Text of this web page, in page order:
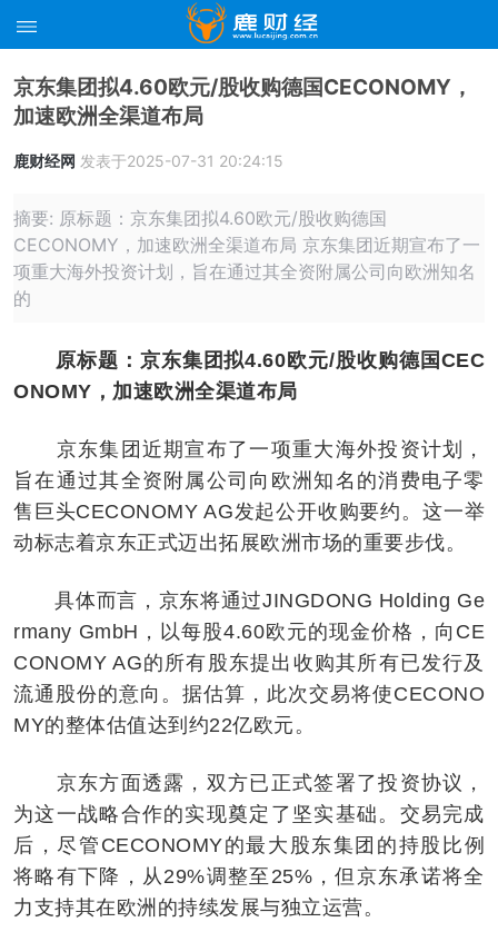
京东集团拟4.60欧元/股收购德国CECONOMY，
加速欧洲全渠道布局
鹿财经网 发表于2025-07-31 20:24:15
摘要: 原标题：京东集团拟4.60欧元/股收购德国
CECONOMY，加速欧洲全渠道布局 京东集团近期宣布了一
项重大海外投资计划，旨在通过其全资附属公司向欧洲知名
的
原标题：京东集团拟4.60欧元/股收购德国CEC
ONOMY，加速欧洲全渠道布局
京东集团近期宣布了一项重大海外投资计划，
旨在通过其全资附属公司向欧洲知名的消费电子零
售巨头CECONOMY AG发起公开收购要约。这一举
动标志着京东正式迈出拓展欧洲市场的重要步伐。
具体而言，京东将通过JINGDONG Holding Ge
rmany GmbH，以每股4.60欧元的现金价格，向CE
CONOMY AG的所有股东提出收购其所有已发行及
流通股份的意向。据估算，此次交易将使CECONO
MY的整体估值达到约22亿欧元。
京东方面透露，双方已正式签署了投资协议，
为这一战略合作的实现奠定了坚实基础。交易完成
后，尽管CECONOMY的最大股东集团的持股比例
将略有下降，从29%调整至25%，但京东承诺将全
力支持其在欧洲的持续发展与独立运营。